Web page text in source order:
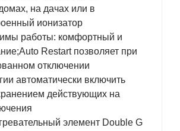
на дачах или в
ионизатор
работы: комфортный и
Restart позволяет при
отключении
автоматически включить
действующих на
элемент Double G